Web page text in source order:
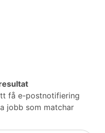
få e-postnotifiering
jobb som matchar